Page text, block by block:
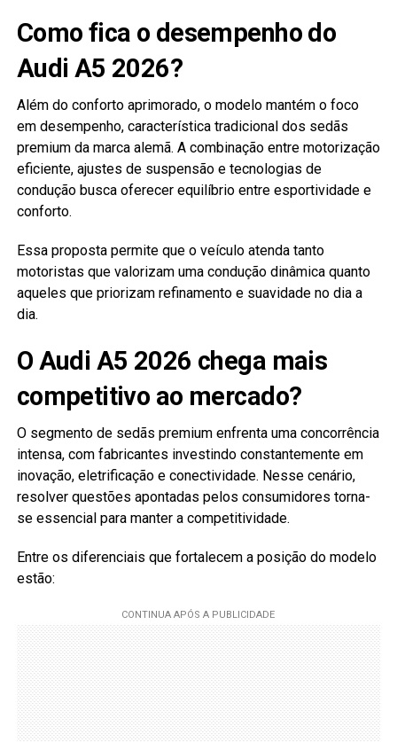
Como fica o desempenho do
Audi A5 2026?
Além do conforto aprimorado, o modelo mantém o foco
em desempenho, característica tradicional dos sedãs
premium da marca alemã. A combinação entre motorização
eficiente, ajustes de suspensão e tecnologias de
condução busca oferecer equilíbrio entre esportividade e
conforto.
Essa proposta permite que o veículo atenda tanto
motoristas que valorizam uma condução dinâmica quanto
aqueles que priorizam refinamento e suavidade no dia a
dia.
O Audi A5 2026 chega mais
competitivo ao mercado?
O segmento de sedãs premium enfrenta uma concorrência
intensa, com fabricantes investindo constantemente em
inovação, eletrificação e conectividade. Nesse cenário,
resolver questões apontadas pelos consumidores torna-
se essencial para manter a competitividade.
Entre os diferenciais que fortalecem a posição do modelo
estão: